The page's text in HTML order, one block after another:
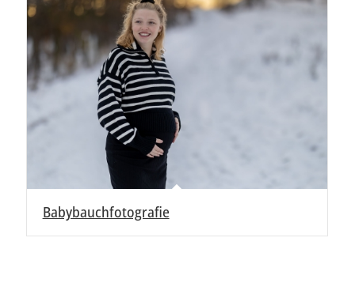
Babybauchfotografie